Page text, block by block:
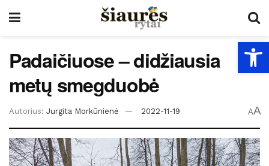
Padaičiuose – didžiausia
metų smegduobė
Autorius: Jurgita Morkūnienė 2022-11-19 AA